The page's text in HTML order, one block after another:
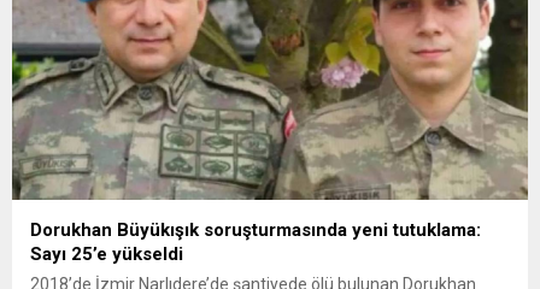
Dorukhan Büyükışık soruşturmasında yeni tutuklama:
Sayı 25’e yükseldi
2018’de İzmir Narlıdere’de şantiyede ölü bulunan Dorukhan